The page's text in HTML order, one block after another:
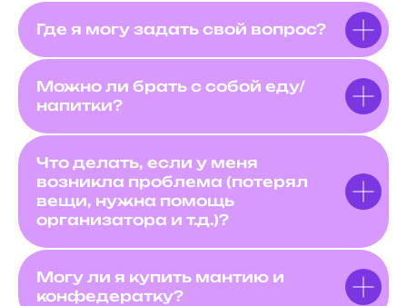
Где я могу задать свой вопрос?
Можно ли брать с собой еду/
напитки?
Что делать, если у меня
возникла проблема (потерял
вещи, нужна помощь
организатора и т.д.)?
Могу ли я купить мантию и
конфедератку?